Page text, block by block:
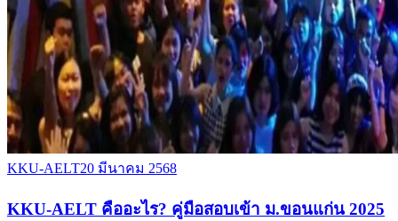
KKU-AELT20 มีนาคม 2568
KKU-AELT คืออะไร? คู่มือสอบเข้า ม.ขอนแก่น 2025